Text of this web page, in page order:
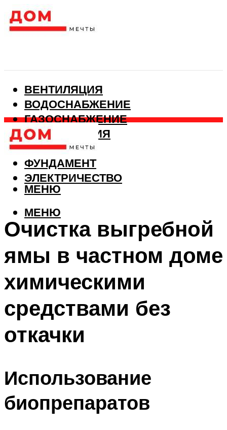
ВЕНТИЛЯЦИЯ
ВОДОСНАБЖЕНИЕ
ГАЗОСНАБЖЕНИЕ
КАНАЛИЗАЦИЯ
ОТОПЛЕНИЕ
ФУНДАМЕНТ
ЭЛЕКТРИЧЕСТВО
МЕНЮ
МЕНЮ
Очистка выгребной
ямы в частном доме
химическими
средствами без
откачки
Использование
биопрепаратов